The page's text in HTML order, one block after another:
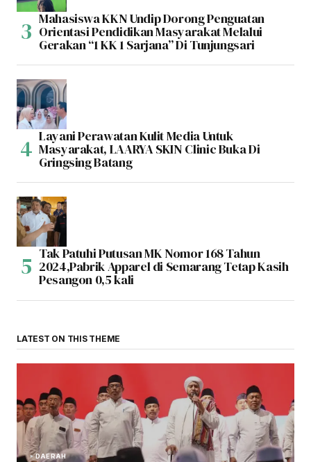
Mahasiswa KKN Undip Dorong Penguatan
Orientasi Pendidikan Masyarakat Melalui
Gerakan “1 KK 1 Sarjana” Di Tunjungsari
Layani Perawatan Kulit Media Untuk
Masyarakat, LAARYA SKIN Clinic Buka Di
Gringsing Batang
Tak Patuhi Putusan MK Nomor 168 Tahun
2024,Pabrik Apparel di Semarang Tetap Kasih
Pesangon 0,5 kali
LATEST ON THIS THEME
DAERAH